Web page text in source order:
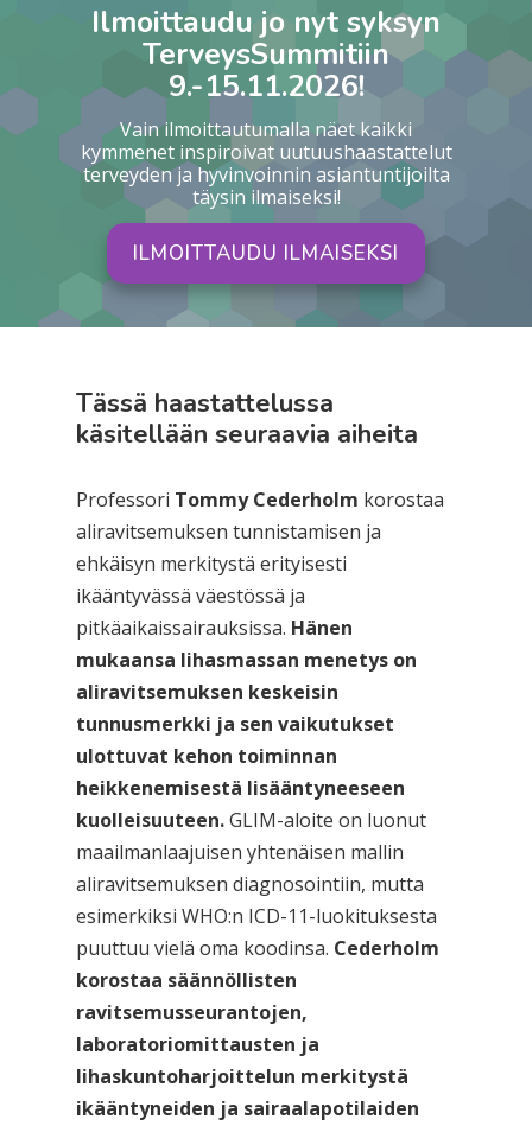
Ilmoittaudu jo nyt syksyn
TerveysSummitiin
9.-15.11.2026!
Vain ilmoittautumalla näet kaikki
kymmenet inspiroivat uutuushaastattelut
terveyden ja hyvinvoinnin asiantuntijoilta
täysin ilmaiseksi!
ILMOITTAUDU ILMAISEKSI
Tässä haastattelussa
käsitellään seuraavia aiheita
Professori Tommy Cederholm korostaa
aliravitsemuksen tunnistamisen ja
ehkäisyn merkitystä erityisesti
ikääntyvässä väestössä ja
pitkäaikaissairauksissa. Hänen
mukaansa lihasmassan menetys on
aliravitsemuksen keskeisin
tunnusmerkki ja sen vaikutukset
ulottuvat kehon toiminnan
heikkenemisestä lisääntyneeseen
kuolleisuuteen.GLIM-aloite on luonut
maailmanlaajuisen yhtenäisen mallin
aliravitsemuksen diagnosointiin, mutta
esimerkiksi WHO:n ICD-11-luokituksesta
puuttuu vielä oma koodinsa. Cederholm
korostaa säännöllisten
ravitsemusseurantojen,
laboratoriomittausten ja
lihaskuntoharjoittelun merkitystä
ikääntyneiden ja sairaalapotilaiden